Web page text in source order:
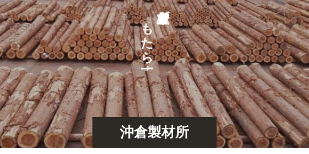
沖倉製材所
が
も
た
ら
す